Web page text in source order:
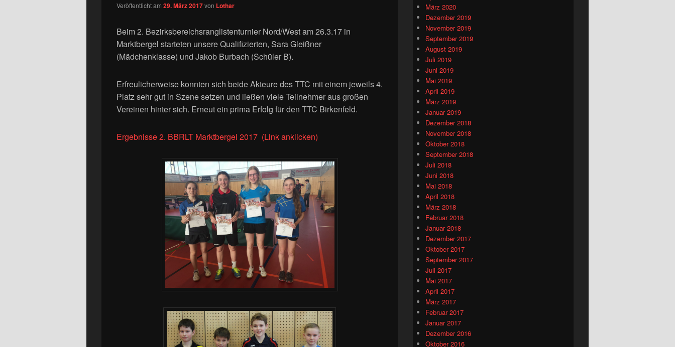
Veröffentlicht am 29. März 2017von Lothar
Beim 2. Bezirksbereichsranglistenturnier Nord/West am 26.3.17 in
Marktbergel starteten unsere Qualifizierten, Sara Gleißner
(Mädchenklasse) und Jakob Burbach (Schüler B).
Erfreulicherweise konnten sich beide Akteure des TTC mit einem jeweils 4.
Platz sehr gut in Szene setzen und ließen viele Teilnehmer aus großen
Vereinen hinter sich. Erneut ein prima Erfolg für den TTC Birkenfeld.
Ergebnisse 2. BBRLT Marktbergel 2017 (Link anklicken)
März 2020
Dezember 2019
November 2019
September 2019
August 2019
Juli 2019
Juni 2019
Mai 2019
April 2019
März 2019
Januar 2019
Dezember 2018
November 2018
Oktober 2018
September 2018
Juli 2018
Juni 2018
Mai 2018
April 2018
März 2018
Februar 2018
Januar 2018
Dezember 2017
Oktober 2017
September 2017
Juli 2017
Mai 2017
April 2017
März 2017
Februar 2017
Januar 2017
Dezember 2016
Oktober 2016